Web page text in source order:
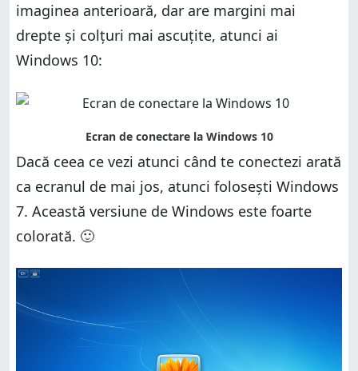
imaginea anterioară, dar are margini mai
drepte și colțuri mai ascuțite, atunci ai
Windows 10:
Dacă ceea ce vezi atunci când te conectezi arată
ca ecranul de mai jos, atunci folosești Windows
7. Această versiune de Windows este foarte
colorată. 🙂